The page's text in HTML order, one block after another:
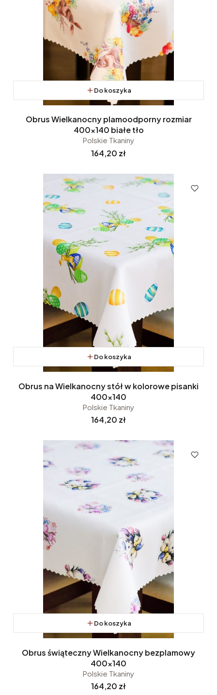
Do koszyka
Obrus Wielkanocny plamoodporny rozmiar
400x140 białe tło
Polskie Tkaniny
Cena
164,20 zł
Do koszyka
Obrus na Wielkanocny stół w kolorowe pisanki
400x140
Polskie Tkaniny
Cena
164,20 zł
Do koszyka
Obrus świąteczny Wielkanocny bezplamowy
400x140
Polskie Tkaniny
Cena
164,20 zł